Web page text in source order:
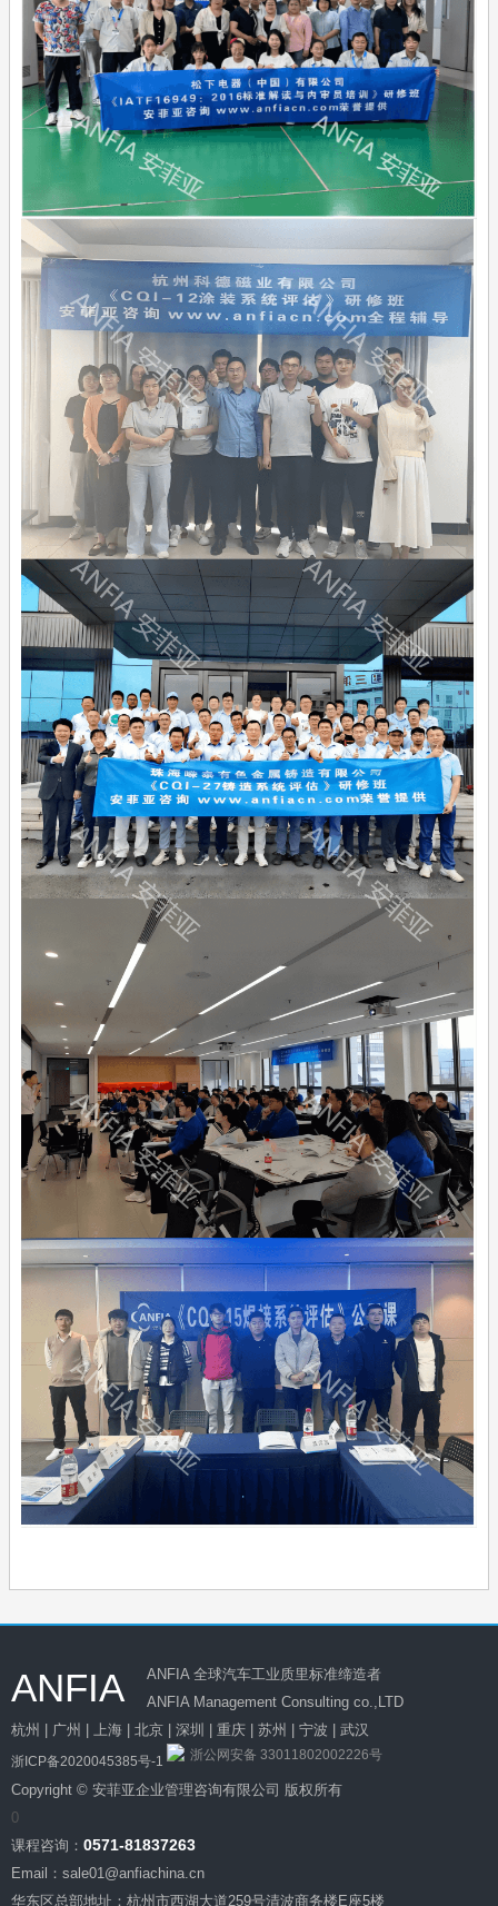
ANFIA
ANFIA 全球汽车工业质里标准缔造者
ANFIA Management Consulting co.,LTD
杭州 | 广州 | 上海 | 北京 | 深圳 | 重庆 | 苏州 | 宁波 | 武汉
浙ICP备2020045385号-1 浙公网安备 33011802002226号
Copyright © 安菲亚企业管理咨询有限公司 版权所有
0
课程咨询： 0571-81837263
Email：sale01@anfiachina.cn
华东区总部地址：杭州市西湖大道259号清波商务楼E座5楼